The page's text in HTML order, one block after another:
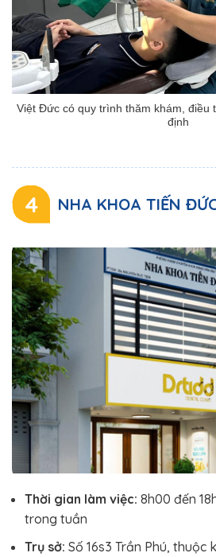
Việt Đức có quy trình thăm khám, điều
định
4 NHA KHOA TIẾN
Thời gian làm việc: 8h00 đến
trong tuần
Trụ sở: Số 16s3 Trần Phú, thuộc